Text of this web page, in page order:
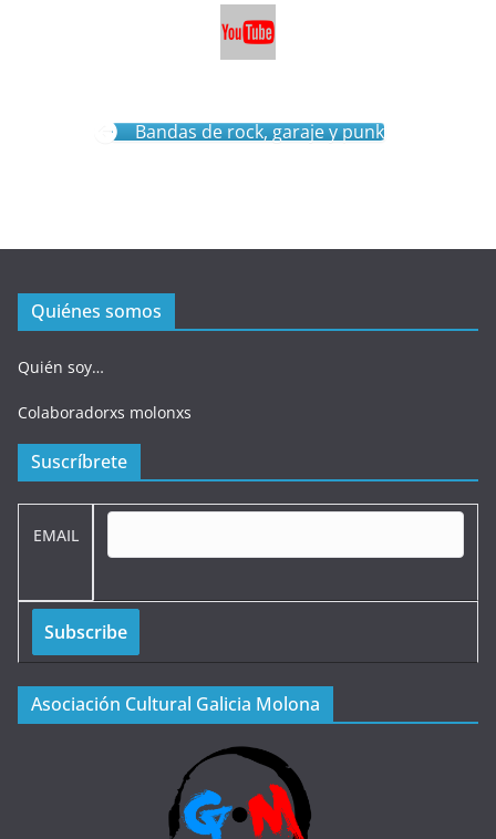
Bandas de rock, garaje y punk
Quiénes somos
Quién soy…
Colaboradorxs molonxs
Suscríbrete
EMAIL
Asociación Cultural Galicia Molona